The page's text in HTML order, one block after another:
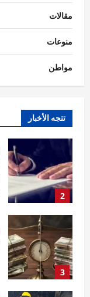
مقالات
منوعات
مواطن
تتجه الأخبار
1
2
3
4